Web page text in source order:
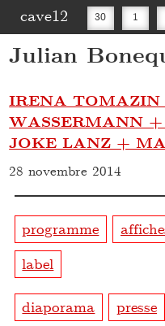
cave12 30 1
16
Julian
IRENA
WASSERMANN
JOKE LANZ +
28 novembre 2014
programme
label
diaporama presse